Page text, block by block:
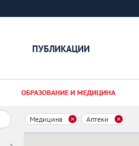
ПУБЛИКАЦИИ
ОБРАЗОВАНИЕ И МЕДИЦИНА
Медицина Аптеки